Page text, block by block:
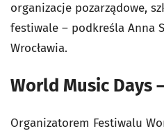
organizacje pozarządowe,
festiwale – podkreśla Anna
Wrocławia.
World Music Days
Organizatorem Festiwalu